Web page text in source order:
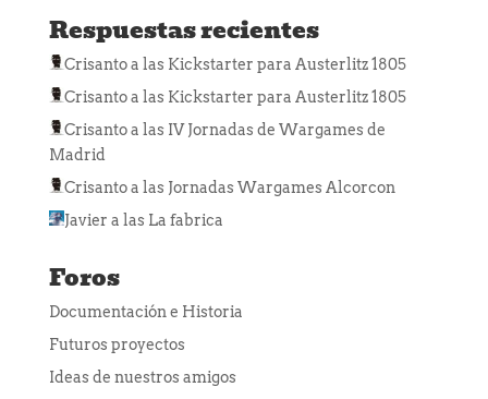
Respuestas recientes
Crisantoa las Kickstarter para Austerlitz 1805
Crisantoa las Kickstarter para Austerlitz 1805
Crisantoa las IV Jornadas de Wargames de
Madrid
Crisantoa las Jornadas Wargames Alcorcon
Javier a las La fabrica
Foros
Documentación e Historia
Futuros proyectos
Ideas de nuestros amigos